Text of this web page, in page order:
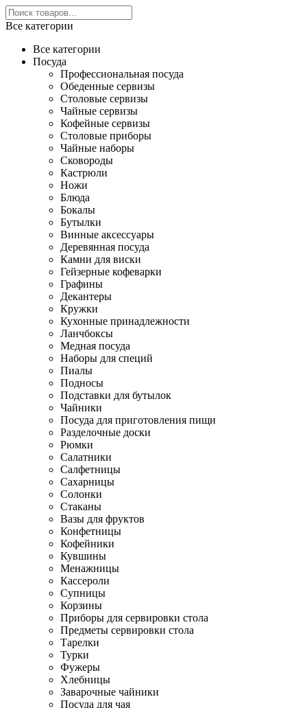
Все категории
Все категории
Посуда
Профессиональная посуда
Обеденные сервизы
Столовые сервизы
Чайные сервизы
Кофейные сервизы
Столовые приборы
Чайные наборы
Сковороды
Кастрюли
Ножи
Блюда
Бокалы
Бутылки
Винные аксессуары
Деревянная посуда
Камни для виски
Гейзерные кофеварки
Графины
Декантеры
Кружки
Кухонные принадлежности
Ланчбоксы
Медная посуда
Наборы для специй
Пиалы
Подносы
Подставки для бутылок
Чайники
Посуда для приготовления пищи
Разделочные доски
Рюмки
Салатники
Салфетницы
Сахарницы
Солонки
Стаканы
Вазы для фруктов
Конфетницы
Кофейники
Кувшины
Менажницы
Кассероли
Супницы
Корзины
Приборы для сервировки стола
Предметы сервировки стола
Тарелки
Турки
Фужеры
Хлебницы
Заварочные чайники
Посуда для чая